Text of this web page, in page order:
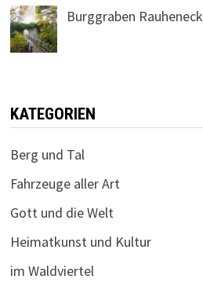
Burggraben Rauheneck
KATEGORIEN
Berg und Tal
Fahrzeuge aller Art
Gott und die Welt
Heimatkunst und Kultur
im Waldviertel